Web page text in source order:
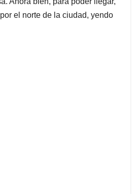
el norte de la ciudad, yendo